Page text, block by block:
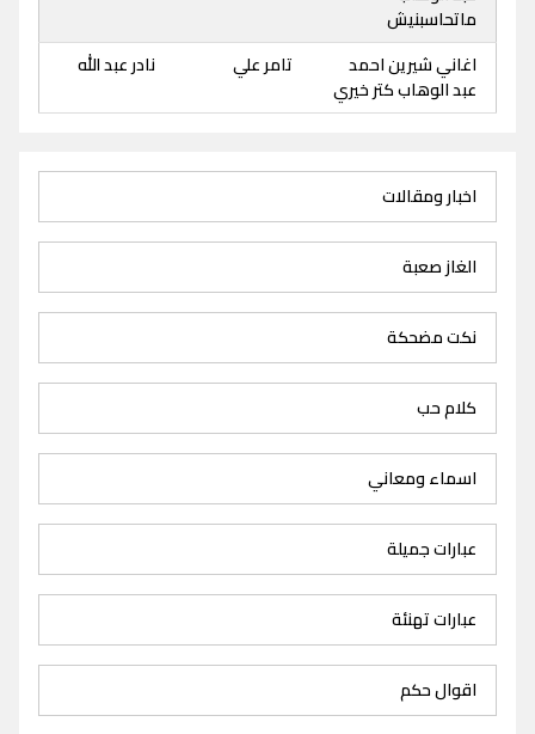
ماتحاسبنيش
اغاني شيرين احمد
عبد الوهاب كتر خيري
تامر علي نادر عبد الله
اخبار ومقالات
الغاز صعبة
نكت مضحكة
كلام حب
اسماء ومعاني
عبارات جميلة
عبارات تهنئة
اقوال حكم